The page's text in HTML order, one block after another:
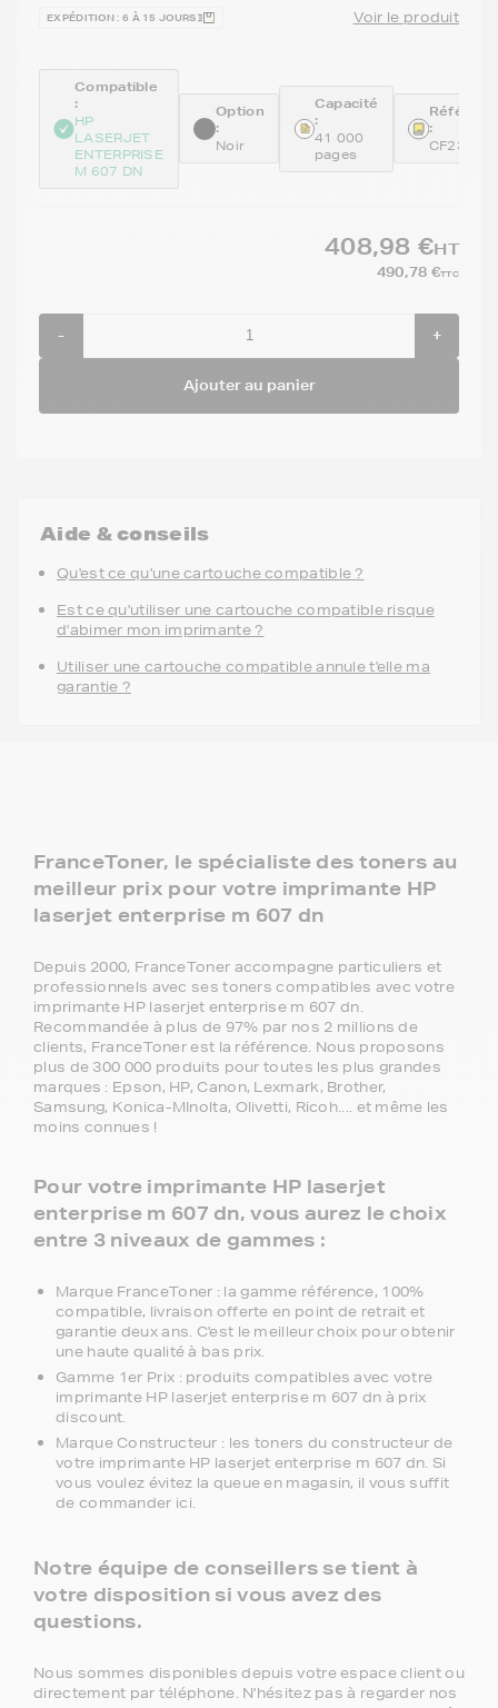
EXPÉDITION : 6 À 15 JOURS Voir le produit
Compatible
:
HP
LASERJET
ENTERPRISE
M 607 DN
Option
:
Noir
Capacité
:
41 000
pages
:
CF237Y
408,98 €HT
490,78 €TTC
- +
Ajouter au panier
Aide & conseils
Qu'est ce qu'une cartouche compatible ?
Est ce qu'utiliser une cartouche compatible risque
d'abimer mon imprimante ?
Utiliser une cartouche compatible annule t'elle ma
garantie ?
FranceToner, le spécialiste des toners au
meilleur prix pour votre imprimante HP
laserjet enterprise m 607 dn
Depuis 2000, FranceToner accompagne particuliers et
professionnels avec ses toners compatibles avec votre
imprimante HP laserjet enterprise m 607 dn.
Recommandée à plus de 97% par nos 2 millions de
clients, FranceToner est la référence. Nous proposons
plus de 300 000 produits pour toutes les plus grandes
marques : Epson, HP, Canon, Lexmark, Brother,
Samsung, Konica-MInolta, Olivetti, Ricoh.... et même les
moins connues !
Pour votre imprimante HP laserjet
enterprise m 607 dn, vous aurez le choix
entre 3 niveaux de gammes :
Marque FranceToner : la gamme référence, 100%
compatible, livraison offerte en point de retrait et
garantie deux ans. C'est le meilleur choix pour obtenir
une haute qualité à bas prix.
Gamme 1er Prix : produits compatibles avec votre
imprimante HP laserjet enterprise m 607 dn à prix
discount.
Marque Constructeur : les toners du constructeur de
votre imprimante HP laserjet enterprise m 607 dn. Si
vous voulez évitez la queue en magasin, il vous suffit
de commander ici.
Notre équipe de conseillers se tient à
votre disposition si vous avez des
questions.
Nous sommes disponibles depuis votre espace client ou
directement par téléphone. N'hésitez pas à regarder nos